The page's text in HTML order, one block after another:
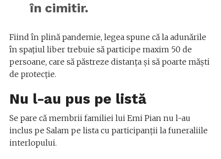
în cimitir.
Fiind în plină pandemie, legea spune că la adunările
în spațiul liber trebuie să participe maxim 50 de
persoane, care să păstreze distanța și să poarte măști
de protecție.
Nu l-au pus pe listă
Se pare că membrii familiei lui Emi Pian nu l-au
inclus pe Salam pe lista cu participanții la funeraliile
interlopului.